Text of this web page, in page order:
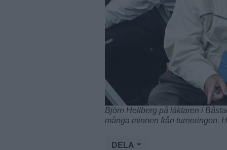
Björn Hellberg på läktaren i
många minnen från turneringen.
DELA